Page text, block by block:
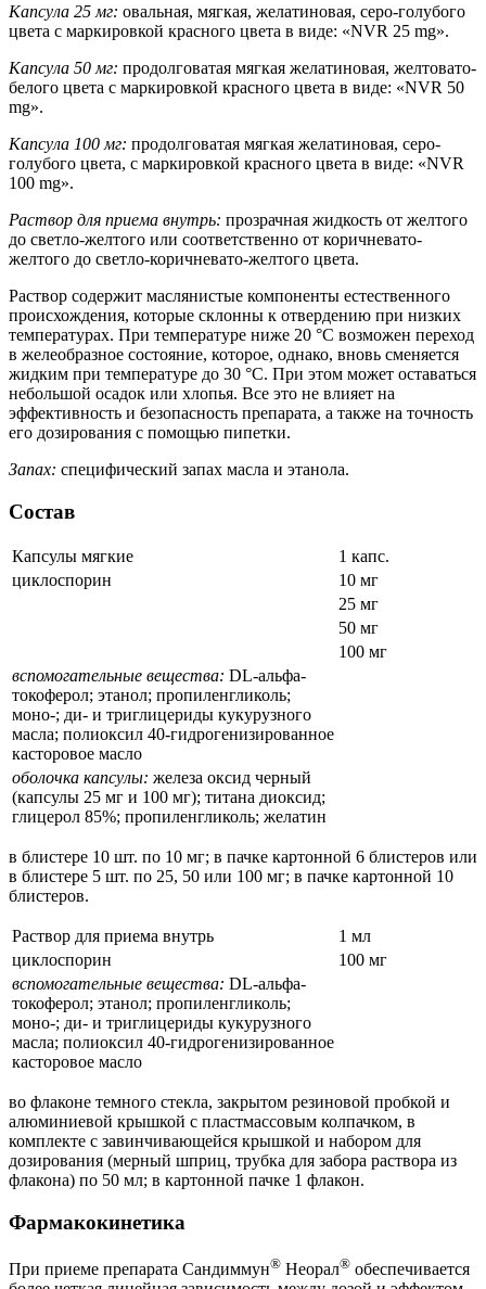
Капсула 25 мг: овальная, мягкая, желатиновая, серо-голубого
цвета с маркировкой красного цвета в виде: «NVR 25 mg».
Капсула 50 мг: продолговатая мягкая желатиновая, желтовато-
белого цвета с маркировкой красного цвета в виде: «NVR 50
mg».
Капсула 100 мг: продолговатая мягкая желатиновая, серо-
голубого цвета, с маркировкой красного цвета в виде: «NVR
100 mg».
Раствор для приема внутрь: прозрачная жидкость от желтого
до светло-желтого или соответственно от коричневато-
желтого до светло-коричневато-желтого цвета.
Раствор содержит маслянистые компоненты естественного
происхождения, которые склонны к отвердению при низких
температурах. При температуре ниже 20 °C возможен переход
в желеобразное состояние, которое, однако, вновь сменяется
жидким при температуре до 30 °C. При этом может оставаться
небольшой осадок или хлопья. Все это не влияет на
эффективность и безопасность препарата, а также на точность
его дозирования с помощью пипетки.
Запах: специфический запах масла и этанола.
Состав
Капсулы мягкие
1 капс.
циклоспорин
10 мг
25 мг
50 мг
100 мг
вспомогательные вещества: DL-альфа-
токоферол; этанол; пропиленгликоль;
моно-; ди- и триглицериды кукурузного
масла; полиоксил 40-гидрогенизированное
касторовое масло
оболочка капсулы: железа оксид черный
(капсулы 25 мг и 100 мг); титана диоксид;
глицерол 85%; пропиленгликоль; желатин
в блистере 10 шт. по 10 мг; в пачке картонной 6 блистеров или
в блистере 5 шт. по 25, 50 или 100 мг; в пачке картонной 10
блистеров.
Раствор для приема внутрь
1 мл
циклоспорин
100 мг
вспомогательные вещества: DL-альфа-
токоферол; этанол; пропиленгликоль;
моно-; ди- и триглицериды кукурузного
масла; полиоксил 40-гидрогенизированное
касторовое масло
во флаконе темного стекла, закрытом резиновой пробкой и
алюминиевой крышкой с пластмассовым колпачком, в
комплекте с завинчивающейся крышкой и набором для
дозирования (мерный шприц, трубка для забора раствора из
флакона) по 50 мл; в картонной пачке 1 флакон.
Фармакокинетика
При приеме препарата Сандиммун® Неорал® обеспечивается